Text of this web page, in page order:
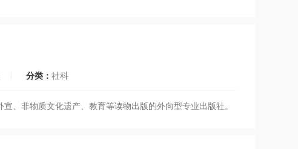
分类： 社科
、非物质文化遗产、教育等读物出版的外向型专业出版社。